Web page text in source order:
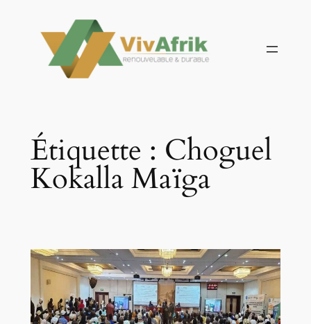
contenu
Étiquette : Choguel
Kokalla Maïga